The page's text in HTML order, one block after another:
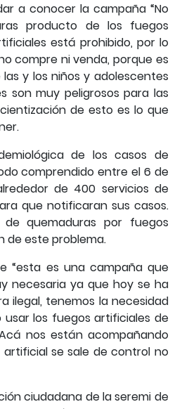
a conocer la campaña “No
producto de los fuegos
está prohibido, por lo
compre ni venda, porque es
y los niños y adolescentes
son muy peligrosos para las
de esto es lo que
de los casos de
comprendido entre el 6 de
de 400 servicios de
que notificaran sus casos.
quemaduras por fuegos
de este problema.
“esta es una campaña que
necesaria ya que hoy se ha
ilegal, tenemos la necesidad
los fuegos artificiales de
nos están acompañando
se sale de control no
ciudadana de la seremi de